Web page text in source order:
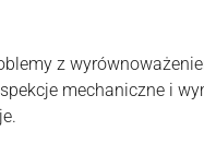
z
mechaniczne i